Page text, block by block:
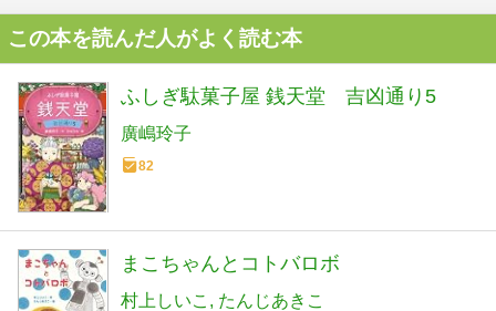
この本を読んだ人がよく読む本
ふしぎ駄菓子屋 銭天堂 吉凶通り5
廣嶋玲子
82
まこちゃんとコトバロボ
村上しいこ たんじあきこ